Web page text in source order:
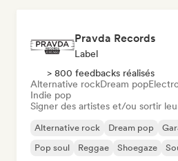
Pravda Records
Label
> 800 feedbacks réalisés
Alternative rockDream pop
Indie pop
Signer des artistes et/ou sortir
Alternative rock Dream pop
Pop soul
Reggae Shoegaze